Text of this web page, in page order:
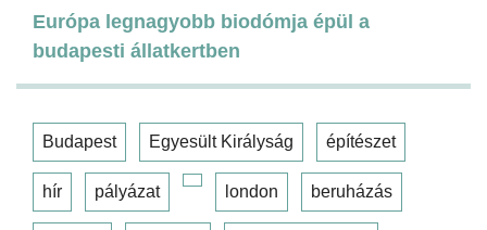
Európa legnagyobb biodómja épül a
budapesti állatkertben
Budapest Egyesült Királyság építészet
hír pályázat london beruházás